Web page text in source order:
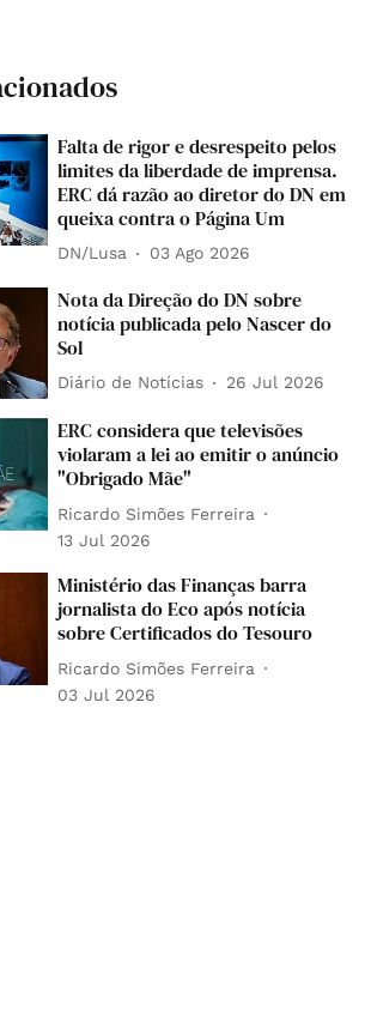
Falta de rigor e desrespeito pelos
limites da liberdade de imprensa.
ERC dá razão ao diretor do DN em
queixa contra o Página Um
DN/Lusa 03 Ago 2026
Nota da Direção do DN sobre
notícia publicada pelo Nascer do
Sol
Diário de Notícias 26 Jul 2026
ERC considera que televisões
violaram a lei ao emitir o anúncio
"Obrigado Mãe"
Ricardo Simões Ferreira
13 Jul 2026
Ministério das Finanças barra
jornalista do Eco após notícia
sobre Certificados do Tesouro
Ricardo Simões Ferreira
03 Jul 2026